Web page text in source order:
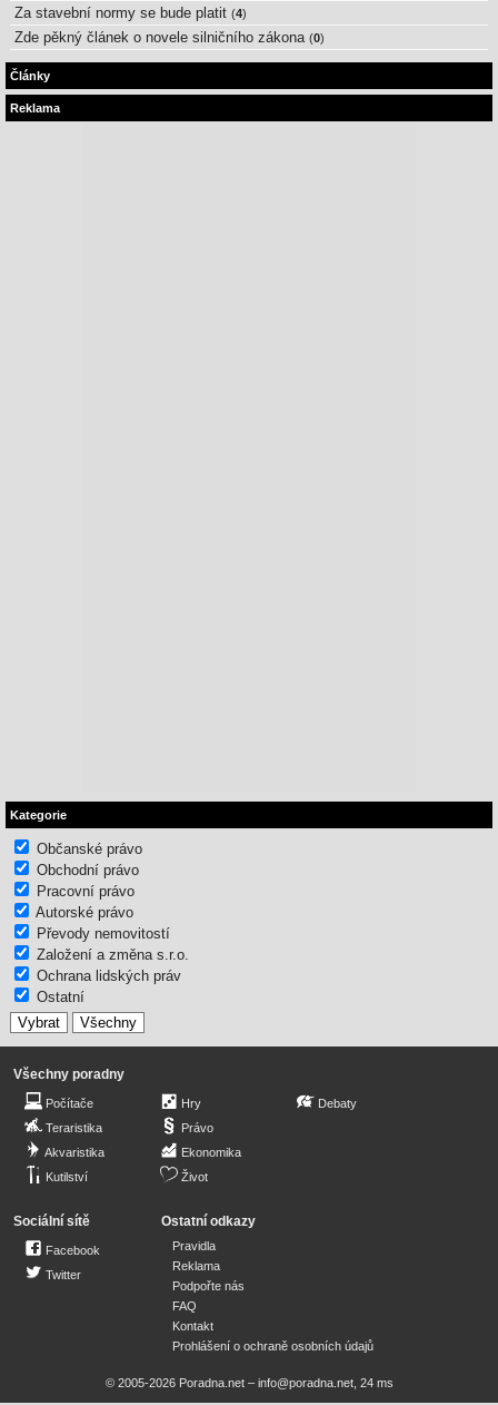
Za stavební normy se bude platit (4)
Zde pěkný článek o novele silničního zákona (0)
Články
Reklama
Kategorie
Občanské právo
Obchodní právo
Pracovní právo
Autorské právo
Převody nemovitostí
Založení a změna s.r.o.
Ochrana lidských práv
Ostatní
Všechny poradny
Počítače
Teraristika
Akvaristika
Kutilství
Hry
Právo
Ekonomika
Život
Debaty
Sociální sítě
Facebook
Twitter
Ostatní odkazy
Pravidla
Reklama
Podpořte nás
FAQ
Kontakt
Prohlášení o ochraně osobních údajů
© 2005-2026 Poradna.net – info@poradna.net, 24 ms